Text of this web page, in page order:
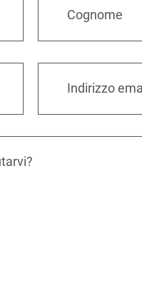
Cognome
Indirizzo